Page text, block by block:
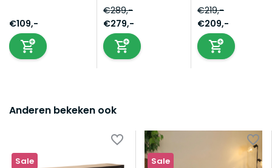
€109,-
€289,-
€279,-
€219,-
€209,-
Anderen bekeken ook
Sale Sale